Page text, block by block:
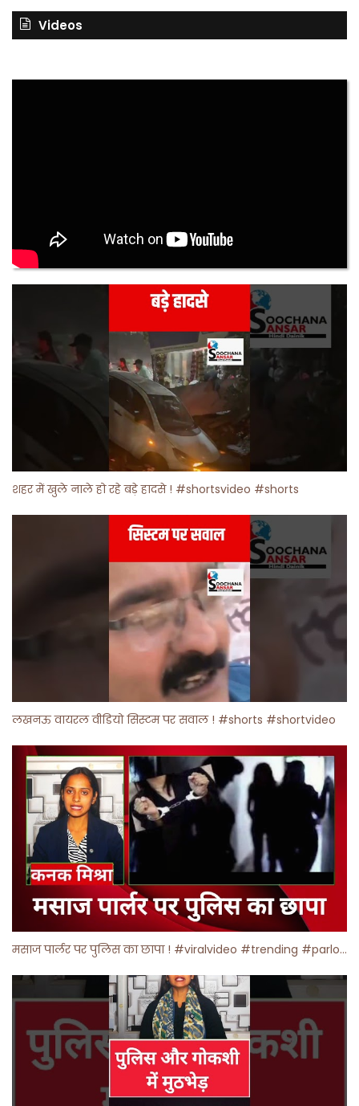
Videos
शहर में खुले नाले हो रहे बड़े हादसे ! #shortsvideo #shorts
लखनऊ वायरल वीडियो सिस्टम पर सवाल ! #shorts #shortvideo
मसाज पार्लर पर पुलिस का छापा ! #viralvideo #trending #parlour